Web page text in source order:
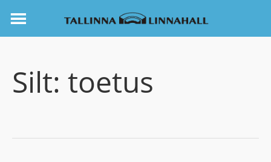
Silt: toetus